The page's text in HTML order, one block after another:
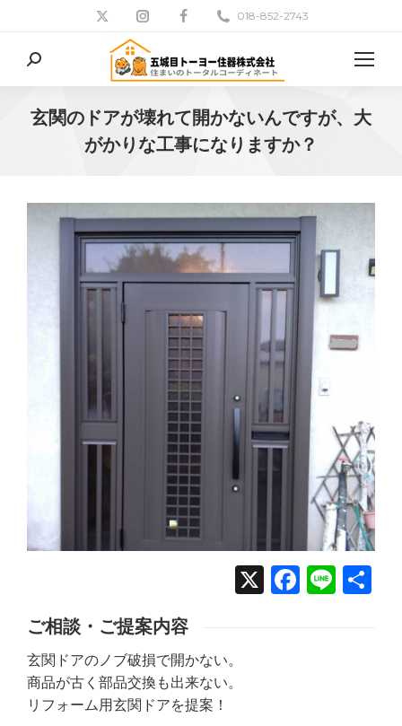
018-852-2743
検
索:
玄関のドアが壊れて開かないんですが、大
がかりな工事になりますか？
X Line
ご相談・ご提案内容
玄関ドアのノブ破損で開かない。
商品が古く部品交換も出来ない。
リフォーム用玄関ドアを提案！